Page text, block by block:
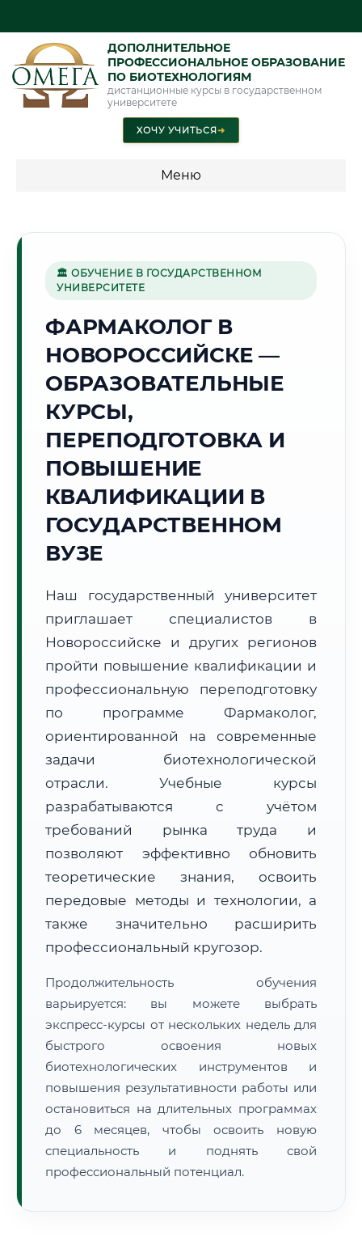
ДОПОЛНИТЕЛЬНОЕ
ПРОФЕССИОНАЛЬНОЕ ОБРАЗОВАНИЕ
ПО БИОТЕХНОЛОГИЯМ
дистанционные курсы в государственном
университете
ХОЧУ УЧИТЬСЯ➜
Меню
⚓
Г. НОВОРОССИЙСК
18:45:39
2026 г.
Погода в г. Новороссийск:⛅ +30°C
🌅 Восход:05:23 🌇 Закат:
📍 Региональная справка
Почтовые индексы:
Часовой пояс:
МСК (UTC+3)
Формат учебы:
Дистанционно
🗺️ Зона обслуживания: г. Новороссийск
Расчет логистики оригиналов:
• Маршрут транзита:~3 365 км
• Экспресс-доставка СДЭК / Почтой: 5–7 рабочих дней
📜 Документы и аккредитация ФИС ФРДО
Нажмите на документ для увеличения и просмотра
🏛 ОБУЧЕНИЕ В ГОСУДАРСТВЕННОМ
УНИВЕРСИТЕТЕ
ФАРМАКОЛОГ В
НОВОРОССИЙСКЕ —
ОБРАЗОВАТЕЛЬНЫЕ
КУРСЫ,
ПЕРЕПОДГОТОВКА И
ПОВЫШЕНИЕ
КВАЛИФИКАЦИИ В
ГОСУДАРСТВЕННОМ
ВУЗЕ
Наш государственный университет
приглашает специалистов в
Новороссийске и других регионов
пройти повышение квалификации и
профессиональную переподготовку
по программе Фармаколог,
ориентированной на современные
задачи биотехнологической
отрасли. Учебные курсы
разрабатываются с учётом
требований рынка труда и
позволяют эффективно обновить
теоретические знания, освоить
передовые методы и технологии, а
также значительно расширить
профессиональный кругозор.
Продолжительность обучения
варьируется: вы можете выбрать
экспресс-курсы от нескольких недель для
быстрого освоения новых
биотехнологических инструментов и
повышения результативности работы или
остановиться на длительных программах
до 6 месяцев, чтобы освоить новую
специальность и поднять свой
профессиональный потенциал.